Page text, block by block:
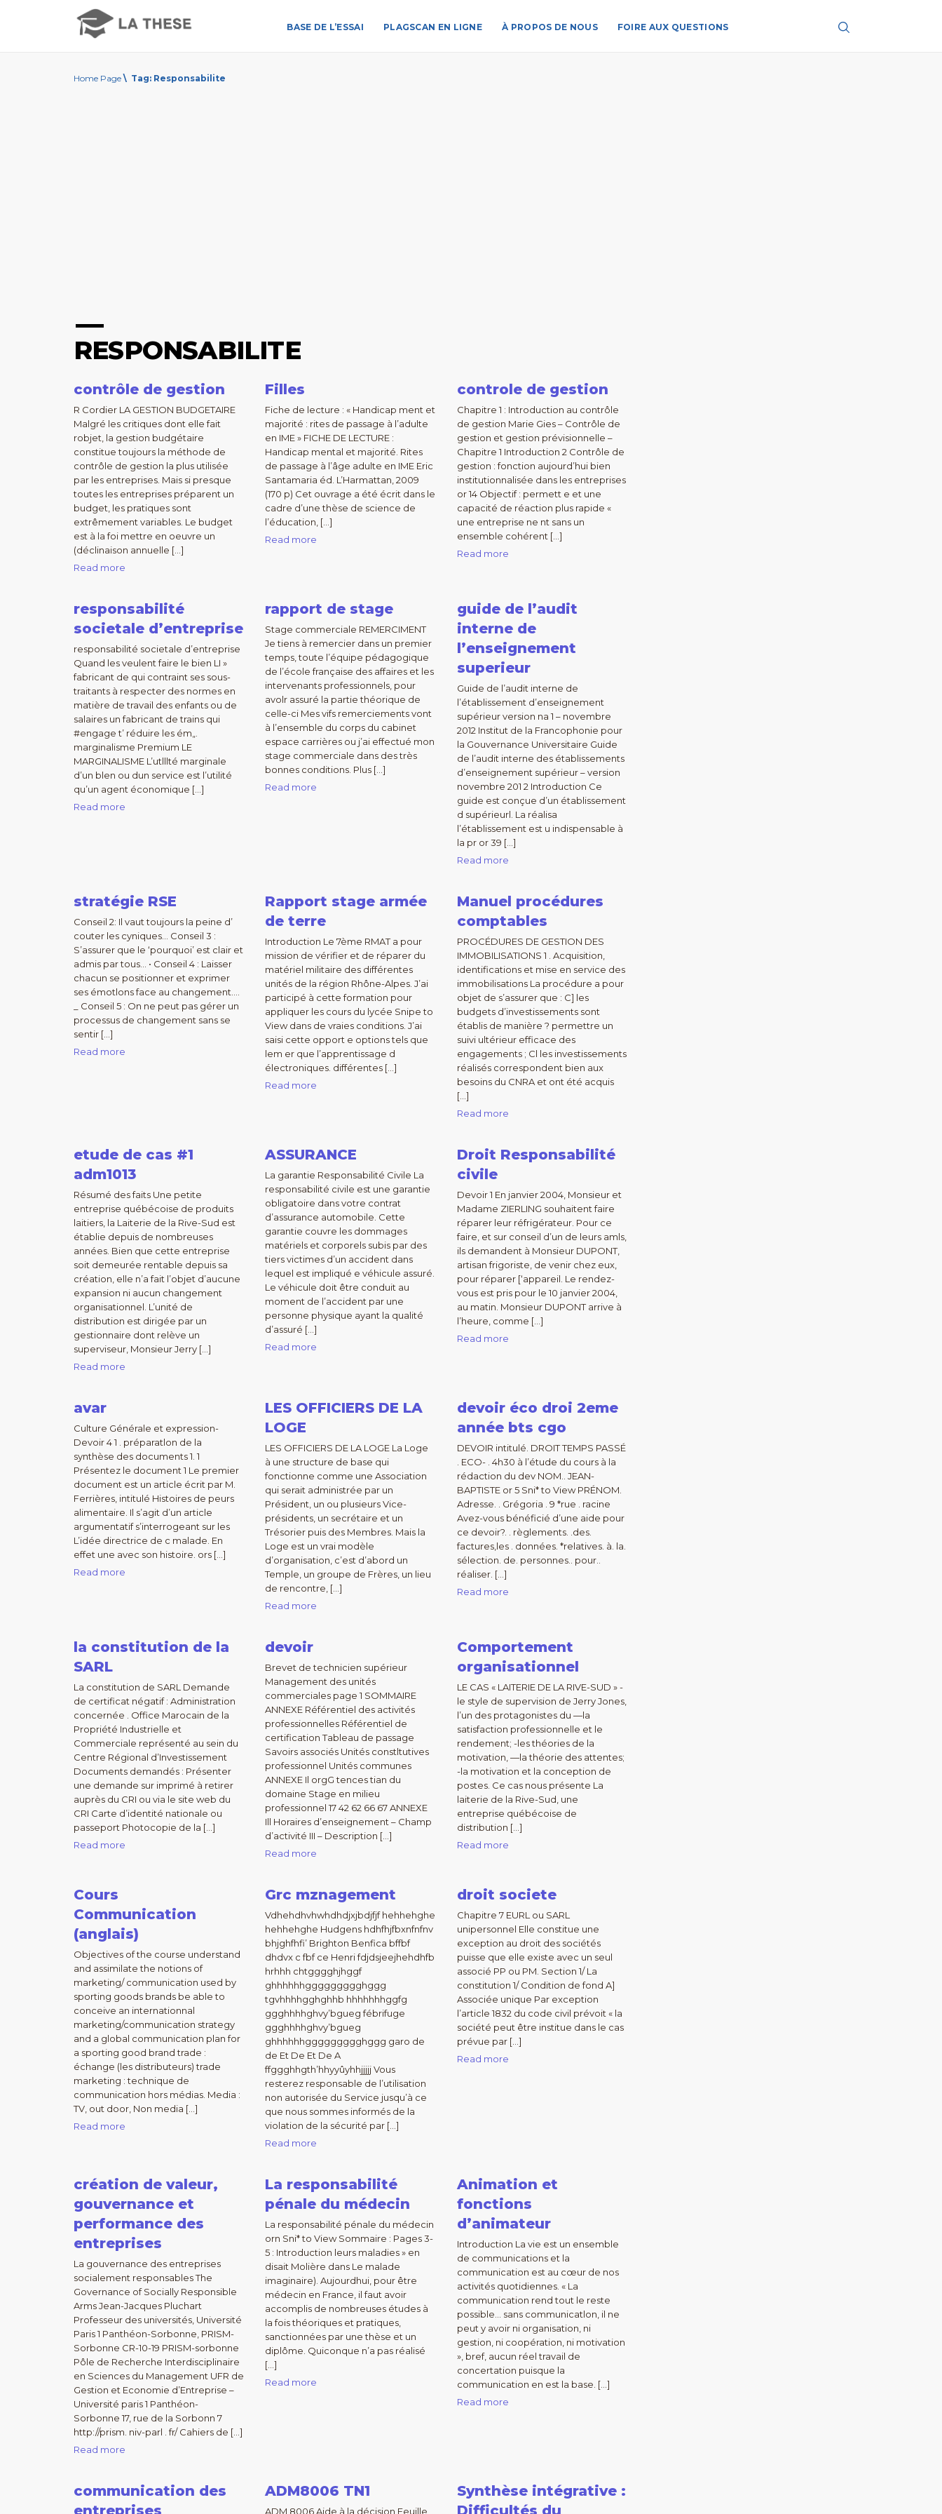
BASE DE L’ESSAI PLAGSCAN EN LIGNE À PROPOS DE NOUS FOIRE AUX QUESTIONS
Home Page \ Tag: Responsabilite
RESPONSABILITE
contrôle de gestion
R Cordier LA GESTION BUDGETAIRE
Malgré les critiques dont elle fait
robjet, la gestion budgétaire
constitue toujours la méthode de
contrôle de gestion la plus utilisée
par les entreprises. Mais si presque
toutes les entreprises préparent un
budget, les pratiques sont
extrêmement variables. Le budget
est à la foi mettre en oeuvre un
(déclinaison annuelle […]
Read more
Filles
Fiche de lecture : « Handicap ment et
majorité : rites de passage à l’adulte
en IME » FICHE DE LECTURE :
Handicap mental et majorité. Rites
de passage à l’âge adulte en IME Eric
Santamaria éd. L’Harmattan, 2009
(170 p) Cet ouvrage a été écrit dans le
cadre d’une thèse de science de
l’éducation, […]
Read more
controle de gestion
Chapitre 1 : Introduction au contrôle
de gestion Marie Gies – Contrôle de
gestion et gestion prévisionnelle –
Chapitre 1 Introduction 2 Contrôle de
gestion : fonction aujourd’hui bien
institutionnalisée dans les entreprises
or 14 Objectif : permett e et une
capacité de réaction plus rapide «
une entreprise ne nt sans un
ensemble cohérent […]
Read more
responsabilité
societale d’entreprise
responsabilité societale d’entreprise
Quand les veulent faire le bien LI »
fabricant de qui contraint ses sous-
traitants à respecter des normes en
matière de travail des enfants ou de
salaires un fabricant de trains qui
#engage t’ réduire les ém„.
marginalisme Premium LE
MARGINALISME L’utlllté marginale
d’un blen ou dun service est l’utilité
qu’un agent économique […]
Read more
rapport de stage
Stage commerciale REMERCIMENT
Je tiens à remercier dans un premier
temps, toute l’équipe pédagogique
de l’école française des affaires et les
intervenants professionnels, pour
avolr assuré la partie théorique de
celle-ci Mes vifs remerciements vont
à l’ensemble du corps du cabinet
espace carrières ou j’ai effectué mon
stage commerciale dans des très
bonnes conditions. Plus […]
Read more
guide de l’audit
interne de
l’enseignement
superieur
Guide de l’audit interne de
l’établissement d’enseignement
supérieur version na 1 – novembre
2012 Institut de la Francophonie pour
la Gouvernance Universitaire Guide
de l’audit interne des établissements
d’enseignement supérieur – version
novembre 201 2 Introduction Ce
guide est conçue d’un établissement
d supérieurl. La réalisa
l’établissement est u indispensable à
la pr or 39 […]
Read more
stratégie RSE
Conseil 2: Il vaut toujours la peine d’
couter les cyniques… Conseil 3 :
S’assurer que le ‘pourquoi’ est clair et
admis par tous… • Conseil 4 : Laisser
chacun se positionner et exprimer
ses émotlons face au changement….
_ Conseil 5 : On ne peut pas gérer un
processus de changement sans se
sentir […]
Read more
Rapport stage armée
de terre
Introduction Le 7ème RMAT a pour
mission de vérifier et de réparer du
matériel militaire des différentes
unités de la région Rhône-Alpes. J’ai
participé à cette formation pour
appliquer les cours du lycée Snipe to
View dans de vraies conditions. J’ai
saisi cette opport e options tels que
lem er que l’apprentissage d
électroniques. différentes […]
Read more
Manuel procédures
comptables
PROCÉDURES DE GESTION DES
IMMOBILISATIONS 1 . Acquisition,
identifications et mise en service des
immobilisations La procédure a pour
objet de s’assurer que : C] les
budgets d’investissements sont
établis de manière ? permettre un
suivi ultérieur efficace des
engagements ; Cl les investissements
réalisés correspondent bien aux
besoins du CNRA et ont été acquis
[…]
Read more
etude de cas #1
adm1013
Résumé des faits Une petite
entreprise québécoise de produits
laitiers, la Laiterie de la Rive-Sud est
établie depuis de nombreuses
années. Bien que cette entreprise
soit demeurée rentable depuis sa
création, elle n’a fait l’objet d’aucune
expansion ni aucun changement
organisationnel. L’unité de
distribution est dirigée par un
gestionnaire dont relève un
superviseur, Monsieur Jerry […]
Read more
ASSURANCE
La garantie Responsabilité Civile La
responsabilité civile est une garantie
obligatoire dans votre contrat
d’assurance automobile. Cette
garantie couvre les dommages
matériels et corporels subis par des
tiers victimes d’un accident dans
lequel est impliqué e véhicule assuré.
Le véhicule doit être conduit au
moment de l’accident par une
personne physique ayant la qualité
d’assuré […]
Read more
Droit Responsabilité
civile
Devoir 1 En janvier 2004, Monsieur et
Madame ZIERLING souhaitent faire
réparer leur réfrigérateur. Pour ce
faire, et sur conseil d’un de leurs amls,
ils demandent à Monsieur DUPONT,
artisan frigoriste, de venir chez eux,
pour réparer [‘appareil. Le rendez-
vous est pris pour le 10 janvier 2004,
au matin. Monsieur DUPONT arrive à
l’heure, comme […]
Read more
avar
Culture Générale et expression-
Devoir 4 1 . préparatlon de la
synthèse des documents 1. 1
Présentez le document 1 Le premier
document est un article écrit par M.
Ferrières, intitulé Histoires de peurs
alimentaire. Il s’agit d’un article
argumentatif s’interrogeant sur les
L’idée directrice de c malade. En
effet une avec son histoire. ors […]
Read more
LES OFFICIERS DE LA
LOGE
LES OFFICIERS DE LA LOGE La Loge
à une structure de base qui
fonctionne comme une Association
qui serait administrée par un
Président, un ou plusieurs Vice-
présidents, un secrétaire et un
Trésorier puis des Membres. Mais la
Loge est un vrai modèle
d’organisation, c’est d’abord un
Temple, un groupe de Frères, un lieu
de rencontre, […]
Read more
devoir éco droi 2eme
année bts cgo
DEVOIR intitulé. DROIT TEMPS PASSÉ
. ECO- . 4h30 à l’étude du cours à la
rédaction du dev NOM.. JEAN-
BAPTISTE or 5 Sni* to View PRÉNOM.
Adresse. . Grégoria . 9 *rue . racine
Avez-vous bénéficié d’une aide pour
ce devoir?. . règlements. .des.
factures,les . données. *relatives. à. la.
sélection. de. personnes.. pour..
réaliser. […]
Read more
la constitution de la
SARL
La constitution de SARL Demande
de certificat négatif : Administration
concernée . Office Marocain de la
Propriété Industrielle et
Commerciale représenté au sein du
Centre Régional d’Investissement
Documents demandés : Présenter
une demande sur imprimé à retirer
auprès du CRI ou via le site web du
CRI Carte d’identité nationale ou
passeport Photocopie de la […]
Read more
devoir
Brevet de technicien supérieur
Management des unités
commerciales page 1 SOMMAIRE
ANNEXE Référentiel des activités
professionnelles Référentiel de
certification Tableau de passage
Savoirs associés Unités constltutives
professionnel Unités communes
ANNEXE Il orgG tences tian du
domaine Stage en milieu
professionnel 17 42 62 66 67 ANNEXE
Ill Horaires d’enseignement – Champ
d’activité III – Description […]
Read more
Comportement
organisationnel
LE CAS « LAITERIE DE LA RIVE-SUD » -
le style de supervision de Jerry Jones,
l’un des protagonistes du —la
satisfaction professionnelle et le
rendement; -les théories de la
motivation, —la théorie des attentes;
-la motivation et la conception de
postes. Ce cas nous présente La
laiterie de la Rive-Sud, une
entreprise québécoise de
distribution […]
Read more
Cours
Communication
(anglais)
Objectives of the course understand
and assimilate the notions of
marketing/ communication used by
sporting goods brands be able to
conceive an internationnal
marketing/communication strategy
and a global communication plan for
a sporting good brand trade :
échange (les distributeurs) trade
marketing : technique de
communication hors médias. Media :
TV, out door, Non media […]
Read more
Grc mznagement
Vdhehdhvhwhdhdjxjbdjfjf hehhehghe
hehhehghe Hudgens hdhfhjfbxnfnfnv
bhjghfhfi’ Brighton Benfica bffbf
dhdvx c fbf ce Henri fdjdsjeejhehdhfb
hrhhh chtgggghjhggf
ghhhhhhggggggggghggg
tgvhhhhgghghhb hhhhhhhggfg
ggghhhhghvy’bgueg fébrifuge
ggghhhhghvy’bgueg
ghhhhhhggggggggghggg garo de
de Et De Et De A
ffggghhgth’hhyyûyhhjjjjj Vous
resterez responsable de l’utilisation
non autorisée du Service jusqu’à ce
que nous sommes informés de la
violation de la sécurité par […]
Read more
droit societe
Chapitre 7 EURL ou SARL
unipersonnel Elle constitue une
exception au droit des sociétés
puisse que elle existe avec un seul
associé PP ou PM. Section 1/ La
constitution 1/ Condition de fond A]
Associée unique Par exception
l’article 1832 du code civil prévoit « la
société peut être institue dans le cas
prévue par […]
Read more
création de valeur,
gouvernance et
performance des
entreprises
La gouvernance des entreprises
socialement responsables The
Governance of Socially Responsible
Arms Jean-Jacques Pluchart
Professeur des universités, Université
Paris 1 Panthéon-Sorbonne, PRISM-
Sorbonne CR-10-19 PRISM-sorbonne
Pôle de Recherche Interdisciplinaire
en Sciences du Management UFR de
Gestion et Economie d’Entreprise –
Université paris 1 Panthéon-
Sorbonne 17, rue de la Sorbonn 7
http://prism. niv-parl . fr/ Cahiers de […]
Read more
La responsabilité
pénale du médecin
La responsabilité pénale du médecin
orn Sni* to View Sommaire : Pages 3-
5 : Introduction leurs maladies » en
disait Molière dans Le malade
imaginaire). Aujourdhui, pour être
médecin en France, il faut avoir
accomplis de nombreuses études à
la fois théoriques et pratiques,
sanctionnées par une thèse et un
diplôme. Quiconque n’a pas réalisé
[…]
Read more
Animation et
fonctions
d’animateur
Introduction La vie est un ensemble
de communications et la
communication est au cœur de nos
activités quotidiennes. « La
communication rend tout le reste
possible… sans communicatlon, il ne
peut y avoir ni organisation, ni
gestion, ni coopération, ni motivation
», bref, aucun réel travail de
concertation puisque la
communication en est la base. […]
Read more
communication des
entreprises
ADM8006 TN1
ADM 8006 Aide à la décision Feuille
Synthèse intégrative :
Difficultés du